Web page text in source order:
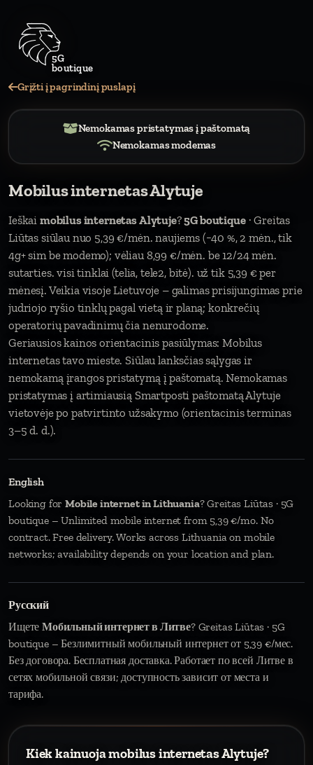
Grįžti į pagrindinį puslapį
Nemokamas pristatymas į paštomatą
Nemokamas modemas
Mobilus internetas Alytuje
Ieškai mobilus internetas Alytuje?5G boutique· Greitas
Liūtas siūlau nuo 5,39 €/mėn. naujiems (−40 %, 2 mėn., tik
4g+ sim be modemo); vėliau 8,99 €/mėn. be 12/24 mėn.
sutarties. visi tinklai (telia, tele2, bitė). už tik 5,39 € per
mėnesį. Veikia visoje Lietuvoje – galimas prisijungimas prie
judriojo ryšio tinklų pagal vietą ir planą; konkrečių
operatorių pavadinimų čia nenurodome.
Geriausios kainos orientacinis pasiūlymas: Mobilus
internetas tavo mieste. Siūlau lanksčias sąlygas ir
nemokamą įrangos pristatymą į paštomatą. Nemokamas
pristatymas į artimiausią Smartposti paštomatą Alytuje
vietovėje po patvirtinto užsakymo (orientacinis terminas
3–5 d. d.).
English
Looking forMobile internet in Lithuania? Greitas Liūtas · 5G
boutique – Unlimited mobile internet from 5,39 €/mo. No
contract. Free delivery. Works across Lithuania on mobile
networks; availability depends on your location and plan.
Русский
ИщетеМобильный интернет в Литве? Greitas Liūtas · 5G
boutique – Безлимитный мобильный интернет от 5,39 €/мес.
Без договора. Бесплатная доставка. Работает по всей Литве в
сетях мобильной связи; доступность зависит от места и
тарифа.
Kiek kainuoja mobilus internetas Alytuje?